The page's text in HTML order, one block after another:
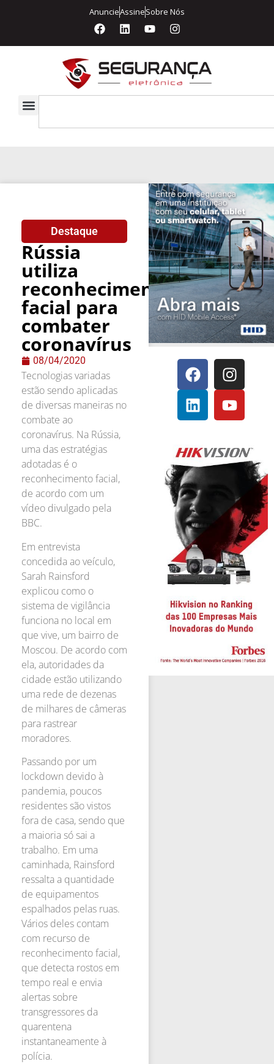
AnuncieAssineSobre Nós
Destaque
Rússia
utiliza
reconhecimento
facial para
combater
coronavírus
08/04/2020
Tecnologias variadas
estão sendo aplicadas
de diversas maneiras no
combate ao
coronavírus. Na Rússia,
uma das estratégias
adotadas é o
reconhecimento facial,
de acordo com um
vídeo divulgado pela
BBC.
Em entrevista
concedida ao veículo,
Sarah Rainsford
explicou como o
sistema de vigilância
funciona no local em
que vive, um bairro de
Moscou. De acordo com
ela, autoridades da
cidade estão utilizando
uma rede de dezenas
de milhares de câmeras
para rastrear
moradores.
Passando por um
lockdown devido à
pandemia, poucos
residentes são vistos
fora de casa, sendo que
a maioria só sai a
trabalho. Em uma
caminhada, Rainsford
ressalta a quantidade
de equipamentos
espalhados pelas ruas.
Vários deles contam
com recurso de
reconhecimento facial,
que detecta rostos em
tempo real e envia
alertas sobre
transgressores da
quarentena
instantaneamente à
polícia.